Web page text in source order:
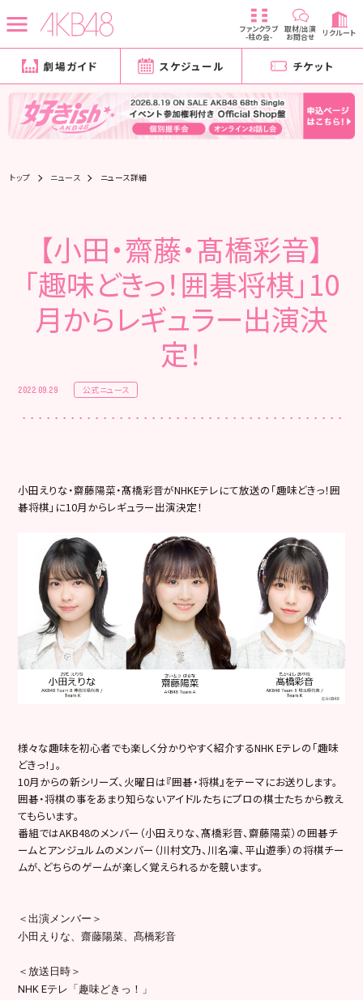
ファンクラブ
-柱の会-
取材/出演
お問合せ リクルート
劇場ガイド スケジュール チケット
トップ ニュース ニュース詳細
【小田・齋藤・髙橋彩音】
「趣味どきっ！囲碁将棋」10
月からレギュラー出演決
定！
2022.09.29 公式ニュース
小田えりな・齋藤陽菜・髙橋彩音がNHKEテレにて放送の「趣味どきっ！囲
碁将棋」に10月からレギュラー出演決定！
様々な趣味を初心者でも楽しく分かりやすく紹介するNHK Eテレの「趣味
どきっ！」。
10月からの新シリーズ、火曜日は『囲碁・将棋』をテーマにお送りします。
囲碁・将棋の事をあまり知らないアイドルたちにプロの棋士たちから教え
てもらいます。
番組ではAKB48のメンバー（小田えりな、髙橋彩音、齋藤陽菜）の囲碁チ
ームとアンジュルムのメンバー（川村文乃、 川名凜、平山遊季）の将棋チー
ムが、 どちらのゲームが楽しく覚えられるかを競います。
＜出演メンバー＞
小田えりな、齋藤陽菜、髙橋彩音
＜放送日時＞
NHK Eテレ「趣味どきっ！」